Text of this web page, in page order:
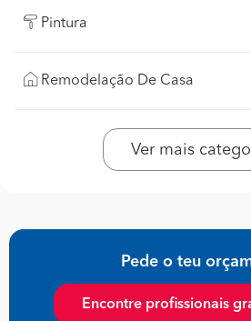
Pintura
Remodelação De Casa
Ver mais
Pede o teu
Encontre profissionais